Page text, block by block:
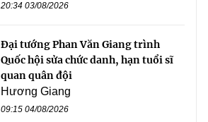
20:34 03/08/2026
Đại tướng Phan Văn Giang trình
Quốc hội sửa chức danh, hạn tuổi sĩ
quan quân đội
Hương Giang
09:15 04/08/2026